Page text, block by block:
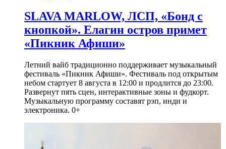
SLAVA MARLOW, ЛСП, «Бонд с
кнопкой». Елагин остров примет
«Пикник Афиши»
Летний вайб традиционно поддерживает музыкальный
фестиваль «Пикник Афиши». Фестиваль под открытым
небом стартует 8 августа в 12:00 и продлится до 23:00.
Развернут пять сцен, интерактивные зоны и фудкорт.
Музыкальную программу составят рэп, инди и
электроника. 0+